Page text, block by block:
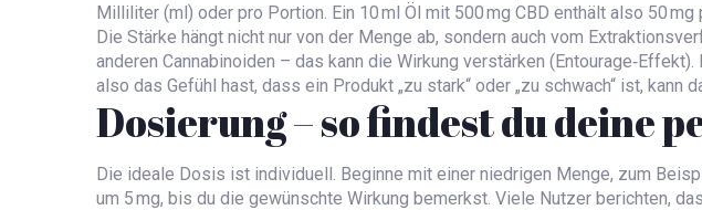
Milliliter (ml) oder pro Portion. Ein 10 ml Öl mit 500 mg CBD enthält also 50
Die Stärke hängt nicht nur von der Menge ab, sondern auch vom
anderen Cannabinoiden – das kann die Wirkung verstärken
also das Gefühl hast, dass ein Produkt „zu stark“ oder „zu schwach“ ist, kann
Dosierung – so findest du deine
Die ideale Dosis ist individuell. Beginne mit einer niedrigen Menge, zum
um 5 mg, bis du die gewünschte Wirkung bemerkst. Viele Nutzer berichten,